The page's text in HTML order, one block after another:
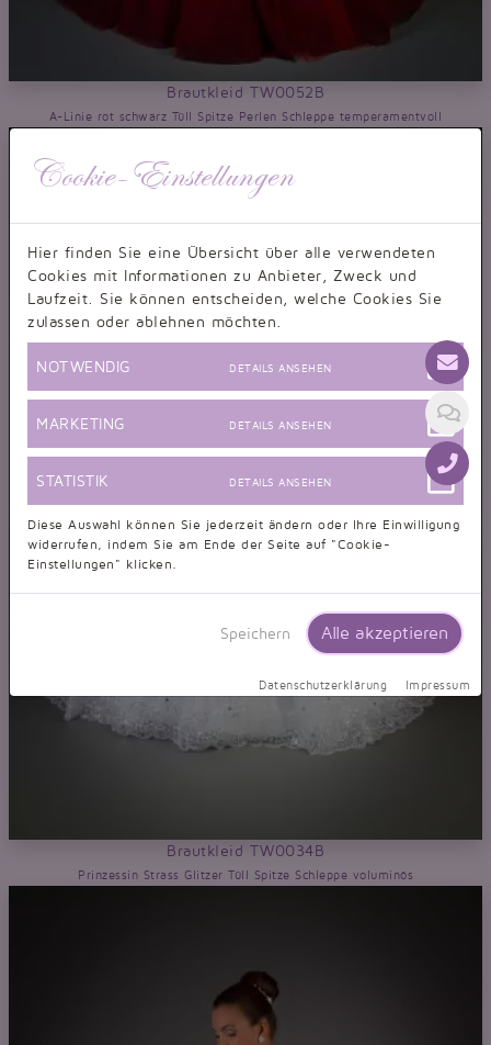
Brautkleid TW0052B
A-Linie rot schwarz Tüll Spitze Perlen Schleppe temperamentvoll
Brautkleid TW0034B
Prinzessin Strass Glitzer Tüll Spitze Schleppe voluminös
Cookie-Einstellungen
Hier finden Sie eine Übersicht über alle verwendeten
Cookies mit Informationen zu Anbieter, Zweck und
Laufzeit. Sie können entscheiden, welche Cookies Sie
zulassen oder ablehnen möchten.
NOTWENDIG DETAILS ANSEHEN
MARKETING DETAILS ANSEHEN
STATISTIK DETAILS ANSEHEN
Diese Auswahl können Sie jederzeit ändern oder Ihre Einwilligung
widerrufen, indem Sie am Ende der Seite auf "Cookie-
Einstellungen" klicken.
Speichern Alle akzeptieren
Datenschutzerklärung Impressum